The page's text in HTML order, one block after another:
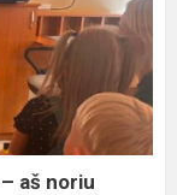
aš noriu